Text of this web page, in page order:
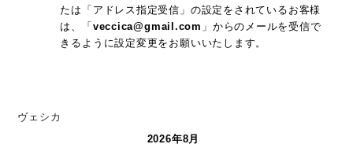
たは「アドレス指定受信」の設定をされているお客様
は、「 veccica@gmail.com 」からのメールを受信で
きるように設定変更をお願いいたします。
ヴェシカ
2026年8月